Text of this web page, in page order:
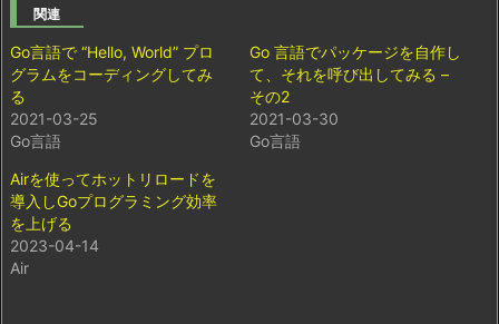
関連
Go言語で “Hello, World” プロ
グラムをコーディングしてみ
る
2021-03-25
Go言語
Go 言語でパッケージを自作し
て、それを呼び出してみる –
その2
2021-03-30
Go言語
Airを使ってホットリロードを
導入しGoプログラミング効率
を上げる
2023-04-14
Air